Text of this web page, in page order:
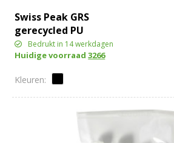
Swiss Peak GRS
gerecycled PU
reiscadeauset
Bedrukt in 14 werkdagen
Huidige voorraad3266